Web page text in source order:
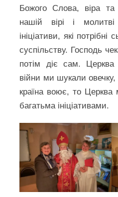
Божого Слова, віра та
нашій вірі і
ініціативи, які потрібні
суспільству. Господь
потім діє сам.
війни ми шукали
країна воює, то Церква
багатьма ініціативами.